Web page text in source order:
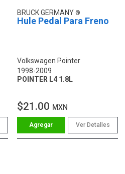
BRUCK GERMANY
Hule Pedal Para Freno
Volkswagen Pointer
1998-2009
POINTER L4 1.8L
$21.00 MXN
Ver Detalles